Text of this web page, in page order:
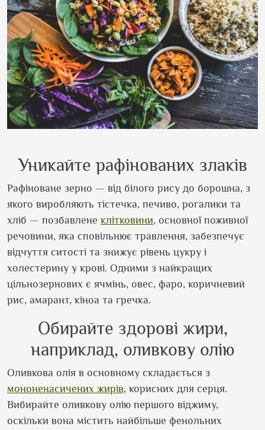
Уникайте рафінованих злаків
Рафіноване зерно — від білого рису до борошна, з
якого виробляють тістечка, печиво, рогалики та
хліб — позбавлене клітковини, основної поживної
речовини, яка сповільнює травлення, забезпечує
відчуття ситості та знижує рівень цукру і
холестерину у крові. Одними з найкращих
цільнозернових є ячмінь, овес, фаро, коричневий
рис, амарант, кіноа та гречка.
Обирайте здорові жири,
наприклад, оливкову олію
Оливкова олія в основному складається з
мононенасичених жирів, корисних для серця.
Вибирайте оливкову олію першого віджиму,
оскільки вона містить найбільше фенольних